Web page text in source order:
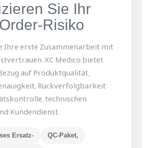
Sie Ihr
Risiko
Ihre erste Zusammenarbeit mit
XC Medico bietet
auf Produktqualität,
Rückverfolgbarkeit
technischen
Kundendienst.
Ersatz- QC-Paket,